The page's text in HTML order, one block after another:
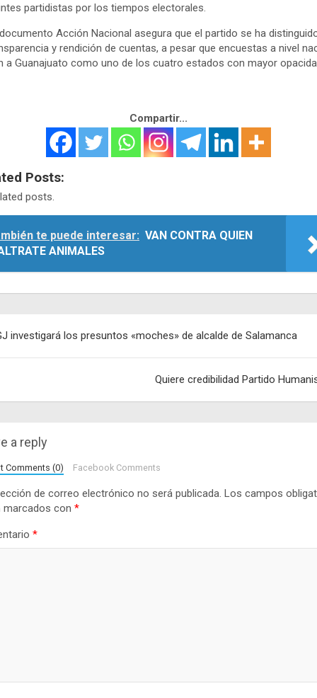
partidistas por los tiempos electorales.
Acción Nacional asegura que el partido se ha
y rendición de cuentas, a pesar que encuestas a nivel
a Guanajuato como uno de los cuatro estados con mayor
Compartir...
Posts:
posts.
te puede interesar: VAN CONTRA QUIEN
ANIMALES
investigará los presuntos «moches» de alcalde de Salamanca
Quiere credibilidad Partido
a reply
Comments (0) Facebook Comments
de correo electrónico no será publicada. Los campos
marcados con *
*